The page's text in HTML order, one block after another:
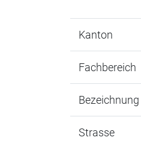
Kanton
Fachbereich
Bezeichnung
Strasse